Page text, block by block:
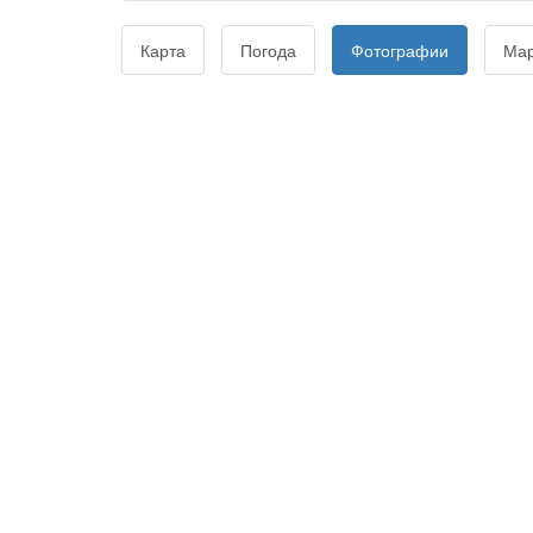
Карта Погода Фотографии